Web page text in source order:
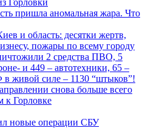
пришла аномальная жара. Что
и область: десятки жертв,
пожары по всему городу
2 средства ПВО, 5
и 449 – автотехники, 65 –
живой силе – 1130 “штыков”!
снова больше всего
к Горловке
новые операции СБУ